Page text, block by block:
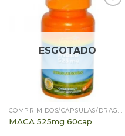
Adicionar
Favoritos
ESGOTADO
COMPRIMIDOS/CÁPSULAS/DRAGEIAS/PASTILHAS/GOMAS
MACA 525mg 60cap